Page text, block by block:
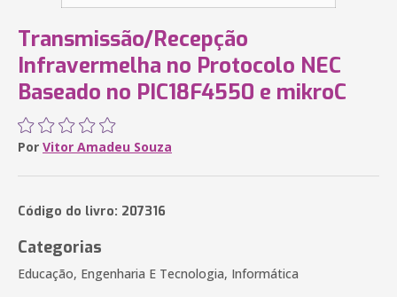
Transmissão/Recepção
Infravermelha no Protocolo NEC
Baseado no PIC18F4550 e mikroC
Por Vitor Amadeu Souza
Código do livro: 207316
Categorias
Educação, Engenharia E Tecnologia, Informática